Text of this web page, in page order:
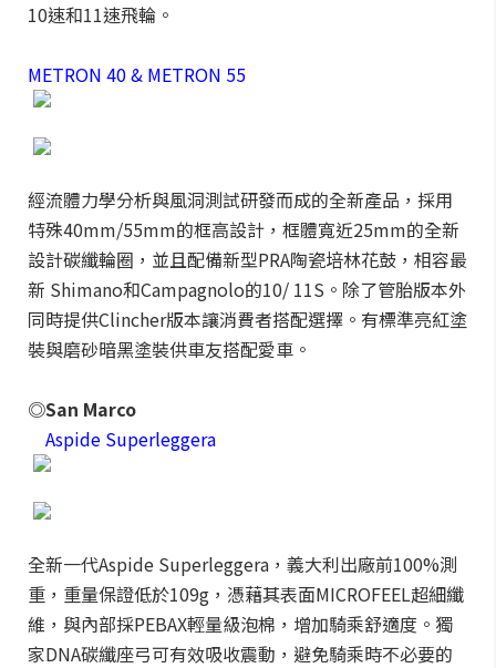
10速和11速飛輪。
METRON 40 & METRON 55
經流體力學分析與風洞測試研發而成的全新產品，採用
特殊40mm/55mm的框高設計，框體寬近25mm的全新
設計碳纖輪圈，並且配備新型PRA陶瓷培林花鼓，相容最
新 Shimano和Campagnolo的10/ 11S。除了管胎版本外
同時提供Clincher版本讓消費者搭配選擇。有標準亮紅塗
裝與磨砂暗黑塗裝供車友搭配愛車。
◎San Marco
Aspide Superleggera
全新一代Aspide Superleggera，義大利出廠前100%測
重，重量保證低於109g，憑藉其表面MICROFEEL超細纖
維，與內部採PEBAX輕量級泡棉，增加騎乘舒適度。獨
家DNA碳纖座弓可有效吸收震動，避免騎乘時不必要的